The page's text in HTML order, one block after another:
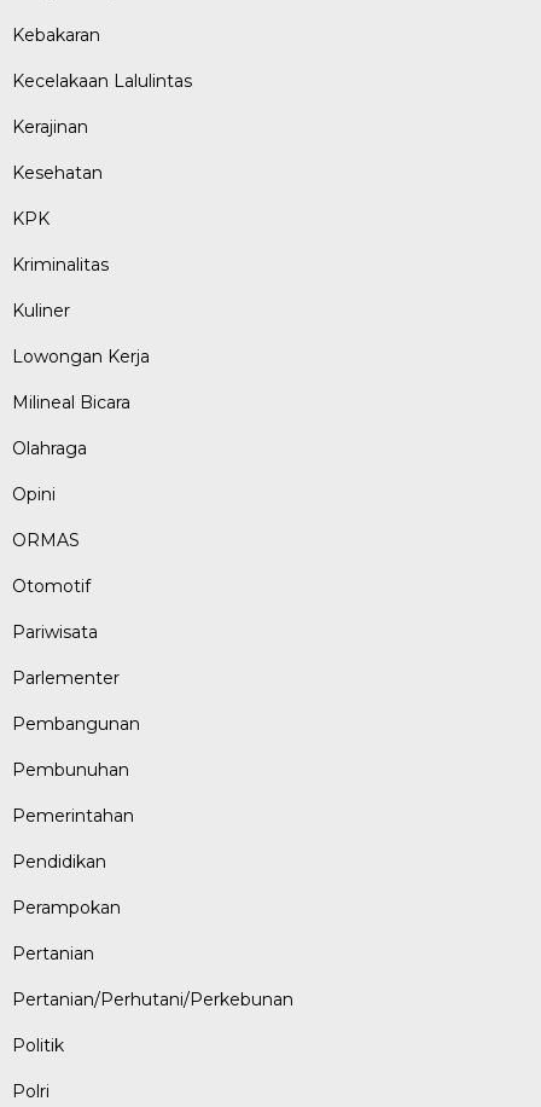
Kebakaran
Kecelakaan Lalulintas
Kerajinan
Kesehatan
KPK
Kriminalitas
Kuliner
Lowongan Kerja
Milineal Bicara
Olahraga
Opini
ORMAS
Otomotif
Pariwisata
Parlementer
Pembangunan
Pembunuhan
Pemerintahan
Pendidikan
Perampokan
Pertanian
Pertanian/Perhutani/Perkebunan
Politik
Polri